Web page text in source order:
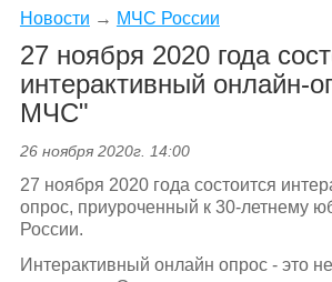
Новости → МЧС России
27 ноября 2020 года
интерактивный онлайн-
МЧС"
26 ноября 2020г. 14:00
27 ноября 2020 года состоится
опрос, приуроченный к 30-летнему
России.
Интерактивный онлайн опрос - это